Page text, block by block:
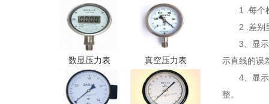
数显压力表 真空压力表
1 .每个
2 .差别
3、显
示直线的误
4、显
整。